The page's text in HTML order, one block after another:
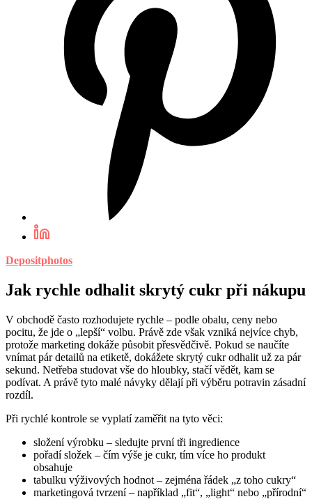
Depositphotos
Jak rychle odhalit skrytý cukr při nákupu
V obchodě často rozhodujete rychle – podle obalu, ceny nebo
pocitu, že jde o „lepší“ volbu. Právě zde však vzniká nejvíce chyb,
protože marketing dokáže působit přesvědčivě. Pokud se naučíte
vnímat pár detailů na etiketě, dokážete skrytý cukr odhalit už za pár
sekund. Netřeba studovat vše do hloubky, stačí vědět, kam se
podívat. A právě tyto malé návyky dělají při výběru potravin zásadní
rozdíl.
Při rychlé kontrole se vyplatí zaměřit na tyto věci:
složení výrobku – sledujte první tři ingredience
pořadí složek – čím výše je cukr, tím více ho produkt
obsahuje
tabulku výživových hodnot – zejména řádek „z toho cukry“
marketingová tvrzení – například „fit“, „light“ nebo „přírodní“